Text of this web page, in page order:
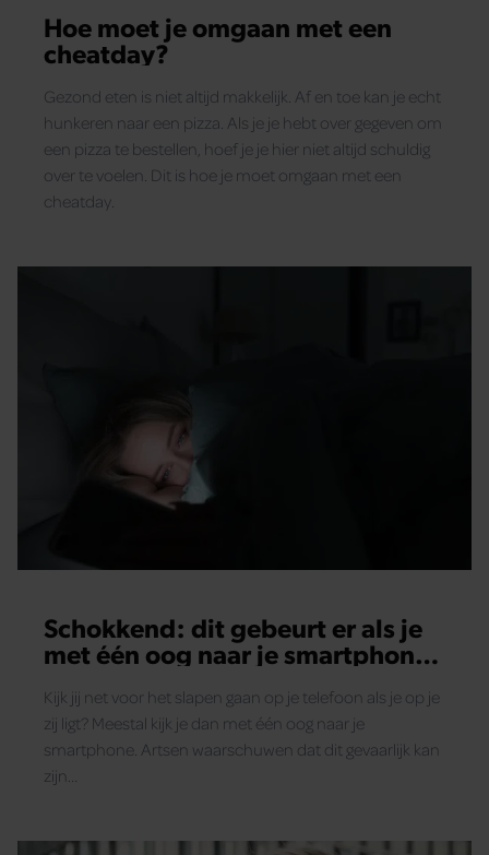
Hoe moet je omgaan met een
cheatday?
Gezond eten is niet altijd makkelijk. Af en toe kan je echt
hunkeren naar een pizza. Als je je hebt over gegeven om
een pizza te bestellen, hoef je je hier niet altijd schuldig
over te voelen. Dit is hoe je moet omgaan met een
cheatday.
Schokkend: dit gebeurt er als je
met één oog naar je smartphone
Kijk jij net voor het slapen gaan op je telefoon als je op je
zij ligt? Meestal kijk je dan met één oog naar je
smartphone. Artsen waarschuwen dat dit gevaarlijk kan
zijn…